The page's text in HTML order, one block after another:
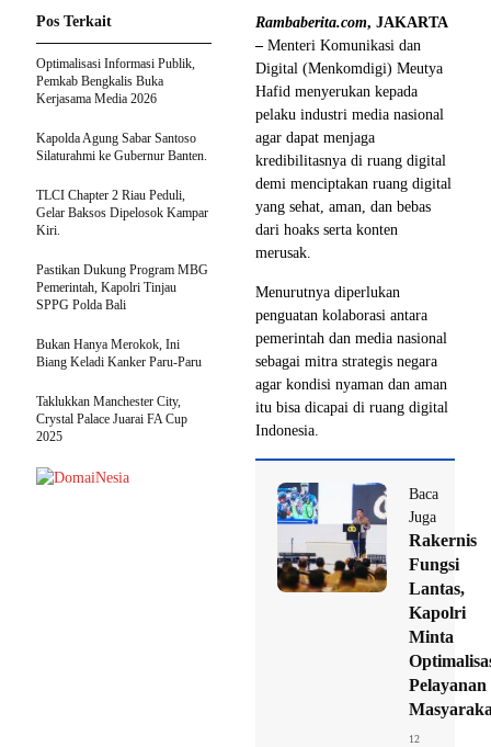
Rambaberita.com, JAKARTA
– Menteri Komunikasi dan
Digital (Menkomdigi) Meutya
Hafid menyerukan kepada
pelaku industri media nasional
agar dapat menjaga
kredibilitasnya di ruang digital
demi menciptakan ruang digital
yang sehat, aman, dan bebas
dari hoaks serta konten
merusak.
Menurutnya diperlukan
penguatan kolaborasi antara
pemerintah dan media nasional
sebagai mitra strategis negara
agar kondisi nyaman dan aman
itu bisa dicapai di ruang digital
Indonesia.
Baca
Juga
Rakernis
Fungsi
Lantas,
Kapolri
Minta
Pelayanan
12
Pos Terkait
Optimalisasi Informasi Publik,
Pemkab Bengkalis Buka
Kerjasama Media 2026
Kapolda Agung Sabar Santoso
Silaturahmi ke Gubernur Banten.
TLCI Chapter 2 Riau Peduli,
Gelar Baksos Dipelosok Kampar
Kiri.
Pastikan Dukung Program MBG
Pemerintah, Kapolri Tinjau
SPPG Polda Bali
Bukan Hanya Merokok, Ini
Biang Keladi Kanker Paru-Paru
Taklukkan Manchester City,
Crystal Palace Juarai FA Cup
2025